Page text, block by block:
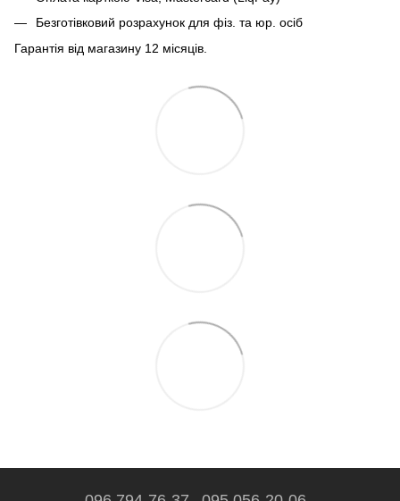
Безготівковий розрахунок для фіз. та юр. осіб
Гарантія від магазину 12 місяців.